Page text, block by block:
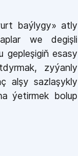
baýlygy» atly
we degişli
gepleşigiň esasy
zyýanly
alşy sazlaşykly
ýetirmek bolup